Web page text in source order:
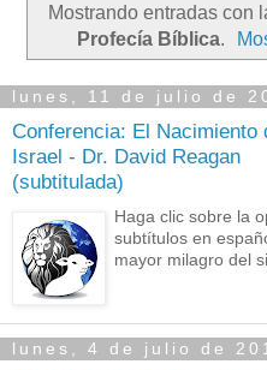
Mostrando entradas con
Profecía Bíblica.
lunes, 11 de julio de
Conferencia: El Nacimiento
Israel - Dr. David Reagan
(subtitulada)
Haga clic sobre la
subtítulos en
mayor milagro del
lunes, 4 de julio de